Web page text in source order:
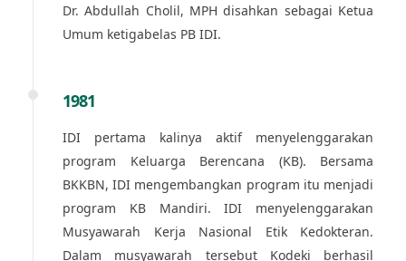
Dr. Abdullah Cholil, MPH disahkan sebagai Ketua
Umum ketigabelas PB IDI.
1981
IDI pertama kalinya aktif menyelenggarakan
program Keluarga Berencana (KB). Bersama
BKKBN, IDI mengembangkan program itu menjadi
program KB Mandiri. IDI menyelenggarakan
Musyawarah Kerja Nasional Etik Kedokteran.
Dalam musyawarah tersebut Kodeki berhasil